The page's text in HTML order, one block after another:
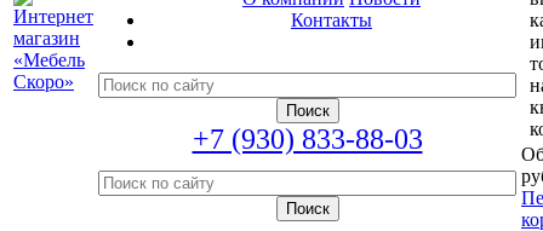
Контакты
+7 (930) 833-88-03